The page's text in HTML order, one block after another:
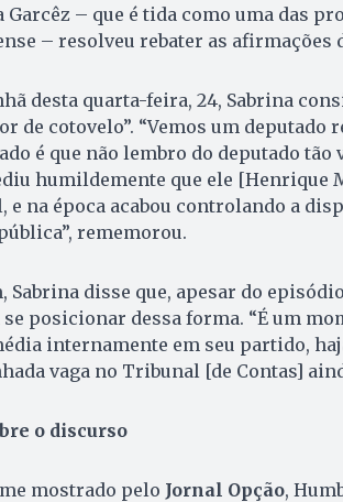
Garcêz – que é tida como uma das
– resolveu rebater as afirmações
desta quarta-feira, 24, Sabrina
de cotovelo”. “Vemos um deputado
é que não lembro do deputado
humildemente que ele [Henrique
e na época acabou controlando a
rememorou.
Sabrina disse que, apesar do
se posicionar dessa forma. “É um
internamente em seu partido,
vaga no Tribunal [de Contas]
o discurso
mostrado pelo Jornal Opção,